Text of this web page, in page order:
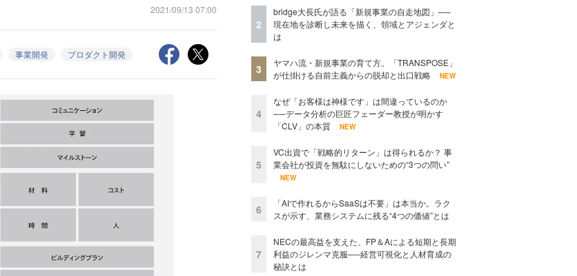
2021/09/13 07:00
事業開発 プロダクト開発
2
bridge大長氏が語る「新規事業の自走地図」──
現在地を診断し未来を描く、領域とアジェンダと
は
3
ヤマハ流・新規事業の育て方。「TRANSPOSE」
が仕掛ける自前主義からの脱却と出口戦略
NEW
4
なぜ「お客様は神様です」は間違っているのか
──データ分析の巨匠フェーダー教授が明かす
「CLV」の本質
NEW
5
VC出資で「戦略的リターン」は得られるか？ 事
業会社が投資を無駄にしないための“3つの問い”
NEW
6
「AIで作れるからSaaSは不要」は本当か。ラク
スが示す、業務システムに残る“4つの価値”とは
7
NECの最高益を支えた、FP＆Aによる短期と長期
利益のジレンマ克服──経営可視化と人材育成の
秘訣とは